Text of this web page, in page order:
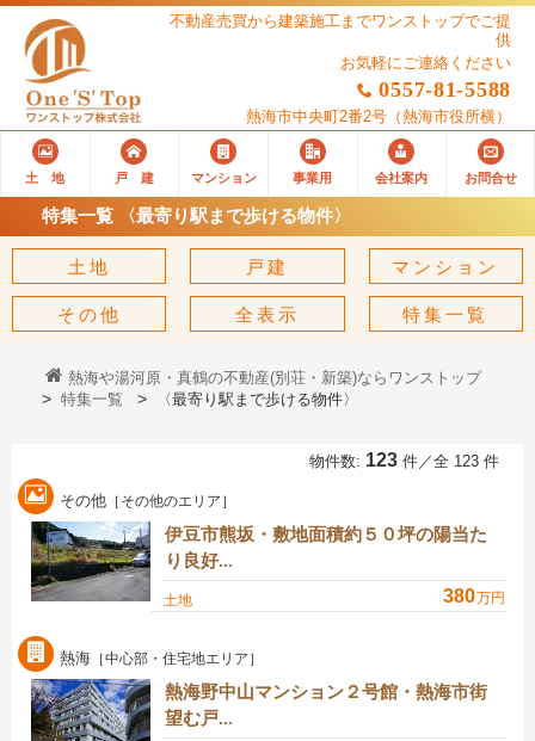
不動産売買から建築施工までワンストップでご提
供
お気軽にご連絡ください
0557-81-5588
熱海市中央町2番2号 （熱海市役所横）
土 地 戸 建 マンション 事業用 会社案内 お問合せ
特集一覧 〈最寄り駅まで歩ける物件〉
土地 戸建 マンション
その他 全表示 特集一覧
熱海や湯河原・真鶴の不動産(別荘・新築)ならワンストップ
特集一覧
〈最寄り駅まで歩ける物件〉
物件数: 123 件／全 123 件
その他 ［その他のエリア］
伊豆市熊坂・敷地面積約５０坪の陽当た
り良好...
土地 380万円
熱海 ［中心部・住宅地エリア］
熱海野中山マンション２号館・熱海市街
望む戸...